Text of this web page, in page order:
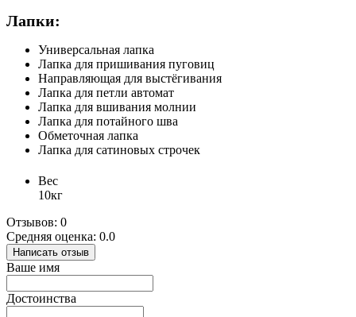
Лапки:
Универсальная лапка
Лапка для пришивания пуговиц
Направляющая для выстёгивания
Лапка для петли автомат
Лапка для вшивания молнии
Лапка для потайного шва
Обметочная лапка
Лапка для сатиновых строчек
Вес
10кг
Отзывов: 0
Средняя оценка: 0.0
Написать отзыв
Ваше имя
Достоинства